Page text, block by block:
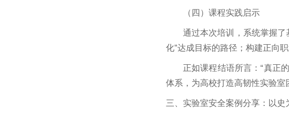
（四）课程实践启示
通过本次培训，系统掌握
化”达成目标的路径；构建正向
正如课程结语所言：“真正
体系，为高校打造高韧性实验室
三、实验室安全案例分享：以史